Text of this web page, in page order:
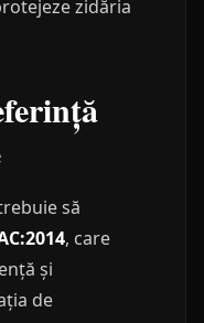
zidăria
să
, care
și
de